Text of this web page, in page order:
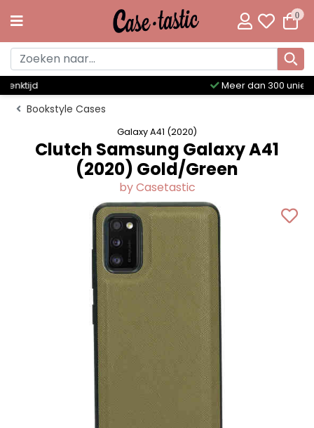
0
Meer dan 300 unieke designs
Bookstyle Cases
Galaxy A41 (2020)
Clutch Samsung Galaxy A41
(2020) Gold/Green
by Casetastic